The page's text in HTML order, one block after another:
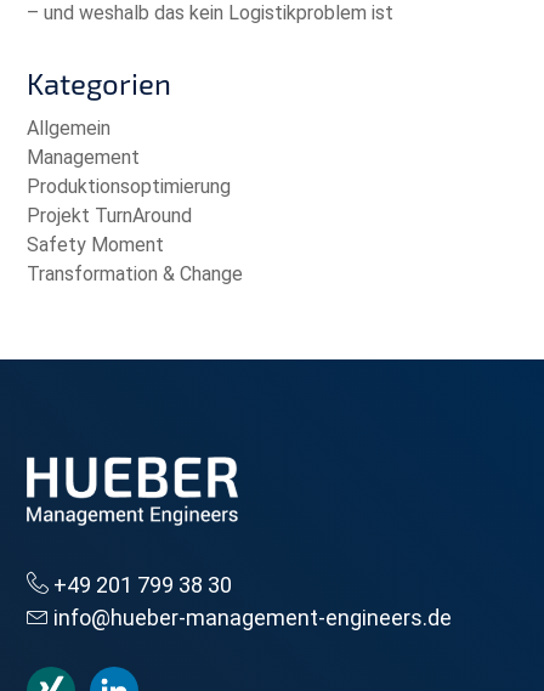
– und weshalb das kein Logistikproblem ist
Kategorien
Allgemein
Management
Produktionsoptimierung
Projekt TurnAround
Safety Moment
Transformation & Change
+49 201 799 38 30
info@hueber-management-engineers.de